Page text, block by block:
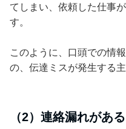
てしまい、依頼した仕事
す。
このように、口頭での情
の、伝達ミスが発生する
（2）連絡漏れがある